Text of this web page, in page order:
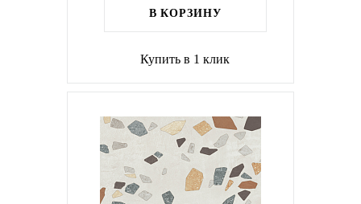
В КОРЗИНУ
Купить в 1 клик